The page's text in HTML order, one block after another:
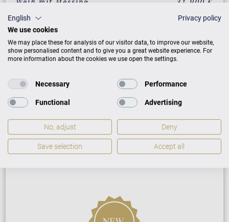
Weiß mit Messing 31.900 €
Nussbaum mit Messing 35.900 €
Mahagoni mit Messing 35.900 €
TRADITION T 161
PREISLISTE HERUNTERLADEN
English
Privacy policy
We use cookies
We may place these for analysis of our visitor data, to improve our website,
show personalised content and to give you a great website experience. For
more information about the cookies we use open the settings.
Necessary Performance
Functional Advertising
No, adjust Deny
Save selection Accept all